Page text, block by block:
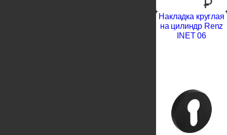
P
Накладка круглая
на цилиндр Renz
INET 06